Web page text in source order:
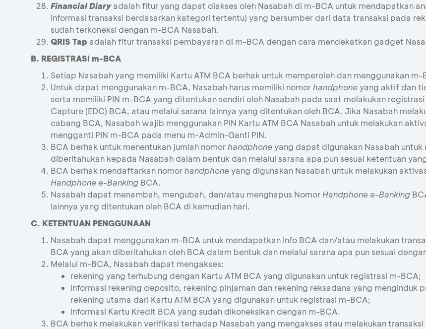
Financial Diaryadalah fitur yang dapat diakses oleh Nasabah di m-BCA untuk mendapatkan
informasi transaksi berdasarkan kategori tertentu) yang bersumber dari data transaksi pada
sudah terkoneksi dengan m-BCA Nasabah.
QRIS Tap adalah fitur transaksi pembayaran di m-BCA dengan cara mendekatkan gadget
B. REGISTRASI m-BCA
Setiap Nasabah yang memiliki Kartu ATM BCA berhak untuk memperoleh dan menggunakan m-
Untuk dapat menggunakan m-BCA, Nasabah harus memiliki nomorhandphone yang aktif dan
serta memiliki PIN m-BCA yang ditentukan sendiri oleh Nasabah pada saat melakukan
Capture (EDC) BCA, atau melalui sarana lainnya yang ditentukan oleh BCA. Jika Nasabah
cabang BCA, Nasabah wajib menggunakan PIN Kartu ATM BCA Nasabah untuk melakukan
mengganti PIN m-BCA pada menu m-Admin-Ganti PIN.
BCA berhak untuk menentukan jumlah nomorhandphone yang dapat digunakan Nasabah
diberitahukan kepada Nasabah dalam bentuk dan melalui sarana apa pun sesuai ketentuan
BCA berhak mendaftarkan nomorhandphone yang digunakan Nasabah untuk melakukan
Handphone e-Banking BCA.
Nasabah dapat menambah, mengubah, dan/atau menghapus Nomor Handphone e-Banking
lainnya yang ditentukan oleh BCA di kemudian hari.
C. KETENTUAN PENGGUNAAN
Nasabah dapat menggunakan m-BCA untuk mendapatkan Info BCA dan/atau melakukan
BCA yang akan diberitahukan oleh BCA dalam bentuk dan melalui sarana apa pun sesuai
Melalui m-BCA, Nasabah dapat mengakses:
rekening yang terhubung dengan Kartu ATM BCA yang digunakan untuk registrasi m-BCA;
informasi rekening deposito, rekening pinjaman dan rekening reksadana yang menginduk
rekening utama dari Kartu ATM BCA yang digunakan untuk registrasi m-BCA;
informasi Kartu Kredit BCA yang sudah dikoneksikan dengan m-BCA.
BCA berhak melakukan verifikasi terhadap Nasabah yang mengakses atau melakukan